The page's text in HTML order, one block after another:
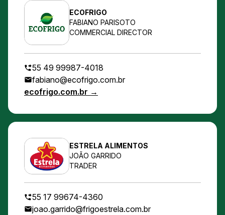
ECOFRIGO
FABIANO PARISOTO
COMMERCIAL DIRECTOR
55 49 99987-4018
fabiano@ecofrigo.com.br
ecofrigo.com.br →
ESTRELA ALIMENTOS
JOÃO GARRIDO
TRADER
55 17 99674-4360
joao.garrido@frigoestrela.com.br